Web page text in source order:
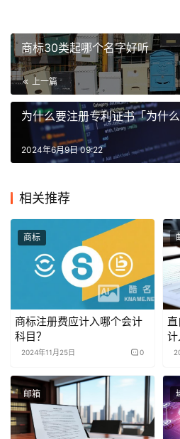
商标30类起哪个名字好听
上一篇
为什么要注册专利证书「为什
2024年6月9日 09:22
相关推荐
商标
商标注册费应计入哪个会计
科目？
2024年11月25日 0
计
商
邮箱